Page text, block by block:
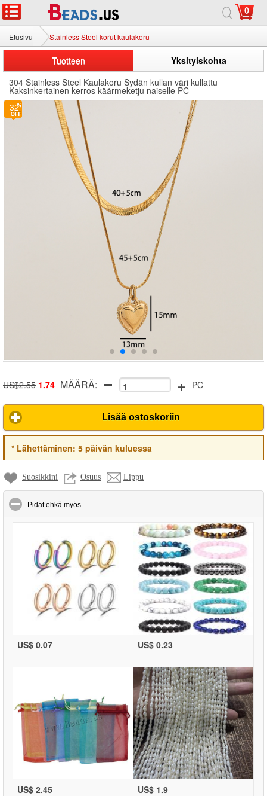
0
Etusivu Stainless Steel korut kaulakoru
Tuotteen
Yksityiskohta
304 Stainless Steel Kaulakoru Sydän kullan väri kullattu
Kaksinkertainen kerros käärmeketju naiselle PC
US$2.55 1.74 MÄÄRÄ: + PC
Lisää ostoskoriin
*Lähettäminen: 5 päivän kuluessa
Suosikkini Osuus Lippu
Pidät ehkä myös
US$ 0.07 US$ 0.23
US$ 2.45 US$ 1.9